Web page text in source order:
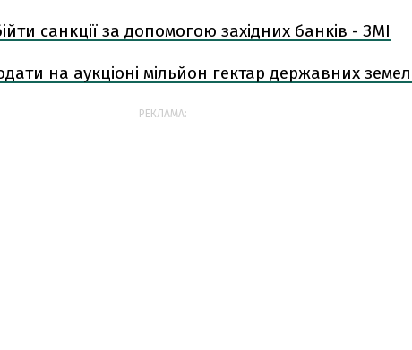
санкції за допомогою західних банків - ЗМІ
на аукціоні мільйон гектар державних
РЕКЛАМА: